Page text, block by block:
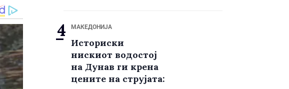
МАКЕДОНИЈА
Историски
нискиот водостој
на Дунав ги крена
цените на струјата: